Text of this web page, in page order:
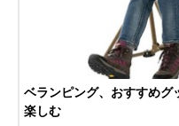
ベランピング、おすすめグ
楽しむ